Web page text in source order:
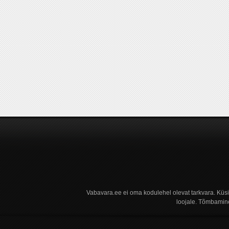
Vabavara.ee ei oma kodulehel olevat tarkvara.
loojale.